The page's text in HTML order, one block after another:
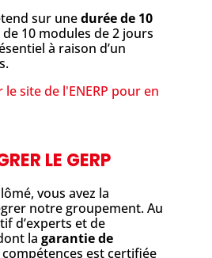
sur unedurée de 10
10 modules de 2 jours
à raison d’un
le site de l'ENERP pour en
LE GERP
vous avez la
notre groupement. Au
d’experts et de
la garantie de
est certifiée